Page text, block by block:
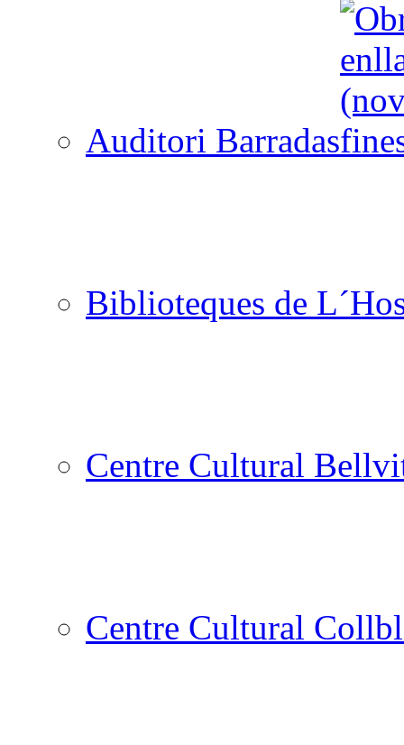
Auditori Barradas
Biblioteques de
Centre Cultural
Centre Cultural